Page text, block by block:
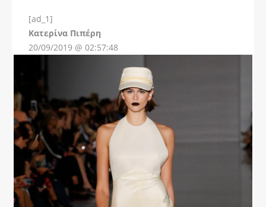
[ad_1]
Kατερίνα Πιπέρη
20/09/2019 @ 02:57:48